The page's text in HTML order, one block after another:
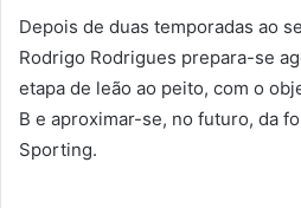
Depois de duas temporadas ao
Rodrigo Rodrigues prepara-se
etapa de leão ao peito, com o
B e aproximar-se, no futuro, da
Sporting.